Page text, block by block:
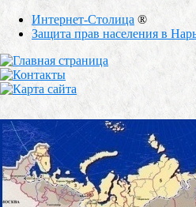
Интернет-Столица ®
Защита прав населения в